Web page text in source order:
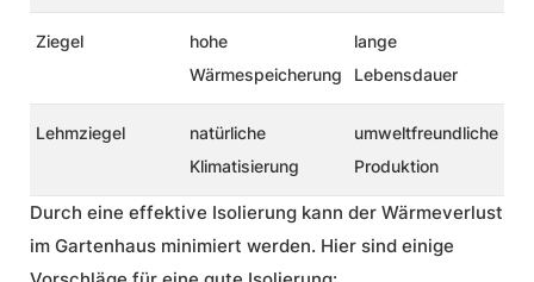
Ziegel
hohe
Wärmespeicherung
lange
Lebensdauer
Lehmziegel
natürliche
Klimatisierung
umweltfreundliche
Produktion
Durch eine effektive Isolierung kann der Wärmeverlust
im Gartenhaus minimiert werden. Hier sind einige